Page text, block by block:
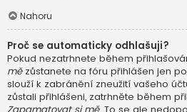
Nahoru
Proč se automaticky odhlašuji?
Pokud nezatrhnete během
mězůstanete na fóru přihlášen jen
slouží k zabránění zneužití vašeho
zůstali přihlášeni, zatrhněte během